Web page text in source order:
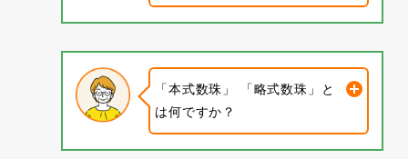
「本式数珠」 「略式数珠」と
は何ですか？